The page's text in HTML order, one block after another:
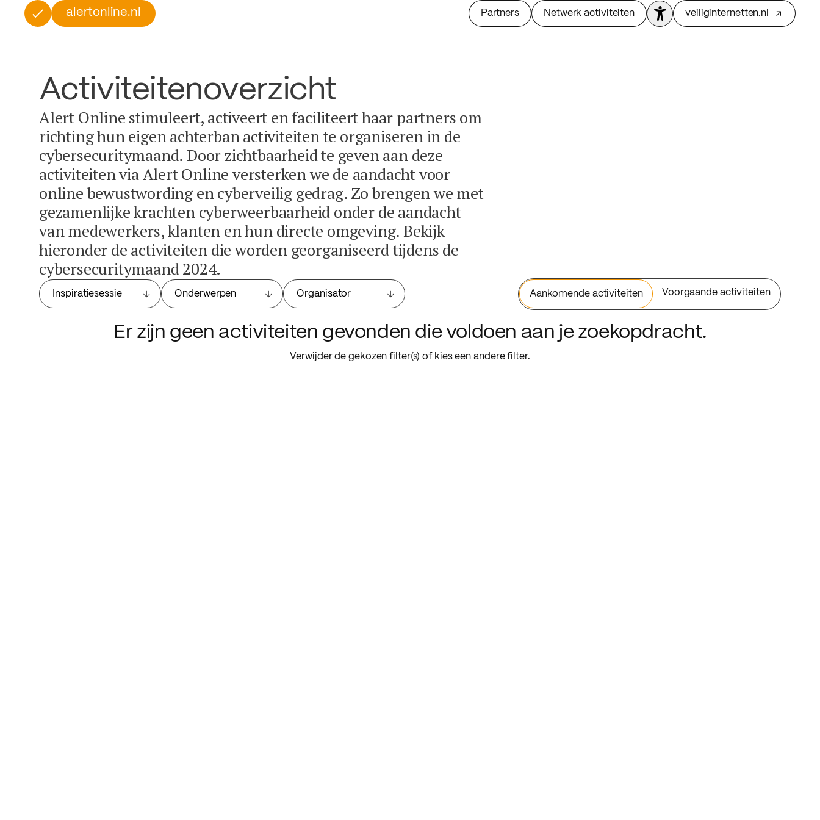
alertonline.nl Partners Netwerk activiteiten veiliginternetten.nl
Activiteitenoverzicht
Alert Online stimuleert, activeert en faciliteert haar partners om
richting hun eigen achterban activiteiten te organiseren in de
cybersecuritymaand. Door zichtbaarheid te geven aan deze
activiteiten via Alert Online versterken we de aandacht voor
online bewustwording en cyberveilig gedrag. Zo brengen we met
gezamenlijke krachten cyberweerbaarheid onder de aandacht
van medewerkers, klanten en hun directe omgeving. Bekijk
hieronder de activiteiten die worden georganiseerd tijdens de
cybersecuritymaand 2024.
Inspiratiesessie Onderwerpen Organisator Aankomende activiteiten Voorgaande activiteiten
Er zijn geen activiteiten gevonden die voldoen aan je zoekopdracht.
Verwijder de gekozen filter(s) of kies een andere filter.